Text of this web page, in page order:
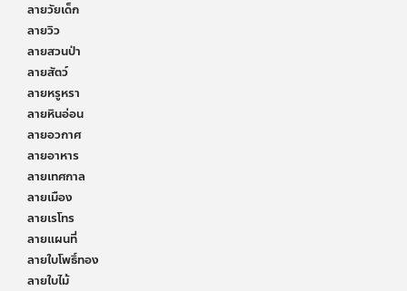
ลายวัยเด็ก
ลายวิว
ลายสวนป่า
ลายสัตว์
ลายหรูหรา
ลายหินอ่อน
ลายอวกาศ
ลายอาหาร
ลายเทศกาล
ลายเมือง
ลายเรโทร
ลายแผนที่
ลายใบโพธิ์ทอง
ลายใบไม้